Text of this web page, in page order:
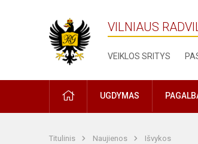
VILNIAUS
VEIKLOS SRITYS
PRADŽIAUGDYMAS
Titulinis Naujienos Išvykos